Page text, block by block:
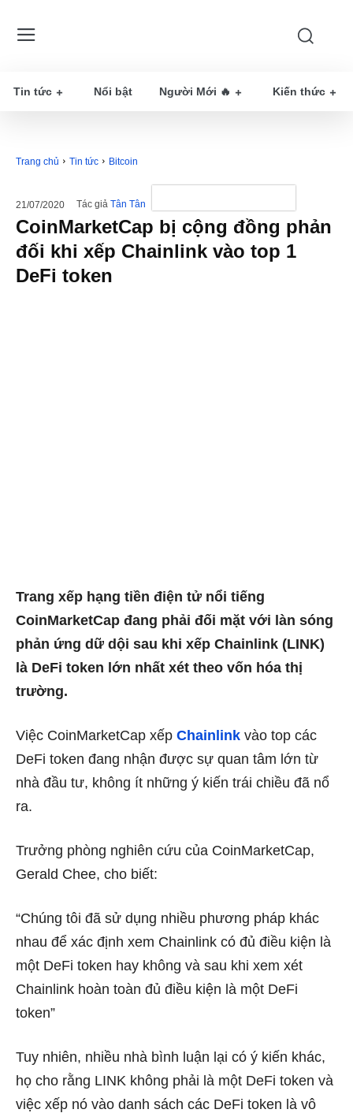
Tin tức Nổi bật Người Mới 🔥 Kiến thức
Trang chủ Tin tức Bitcoin
21/07/2020 Tác giả Tân Tân
CoinMarketCap bị cộng đồng phản
đối khi xếp Chainlink vào top 1
DeFi token
Trang xếp hạng tiền điện tử nổi tiếng
CoinMarketCap đang phải đối mặt với làn sóng
phản ứng dữ dội sau khi xếp Chainlink (LINK)
là DeFi token lớn nhất xét theo vốn hóa thị
trường.
Việc CoinMarketCap xếp Chainlink vào top các
DeFi token đang nhận được sự quan tâm lớn từ
nhà đầu tư, không ít những ý kiến trái chiều đã nổ
ra.
Trưởng phòng nghiên cứu của CoinMarketCap,
Gerald Chee, cho biết:
“Chúng tôi đã sử dụng nhiều phương pháp khác
nhau để xác định xem Chainlink có đủ điều kiện là
một DeFi token hay không và sau khi xem xét
Chainlink hoàn toàn đủ điều kiện là một DeFi
token”
Tuy nhiên, nhiều nhà bình luận lại có ý kiến khác,
họ cho rằng LINK không phải là một DeFi token và
việc xếp nó vào danh sách các DeFi token là vô